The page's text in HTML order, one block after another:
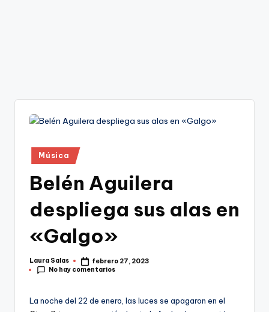
Publicado
en
Música
Belén Aguilera
despliega sus alas en
«Galgo»
Publicado
por
Laura Salas
febrero 27, 2023
No hay comentarios
La noche del 22 de enero, las luces se apagaron en el